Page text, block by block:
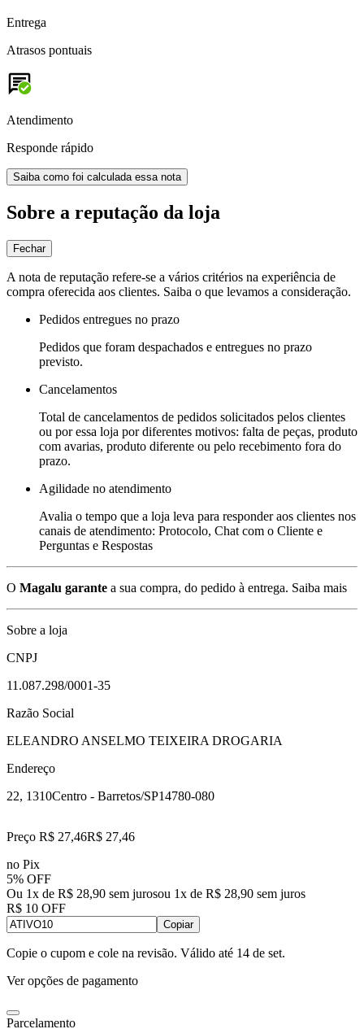
Entrega
Atrasos pontuais
Atendimento
Responde rápido
Saiba como foi calculada essa nota
Sobre a reputação da loja
Fechar
A nota de reputação refere-se a vários critérios na experiência de
compra oferecida aos clientes. Saiba o que levamos a consideração.
Pedidos entregues no prazo
Pedidos que foram despachados e entregues no prazo
previsto.
Cancelamentos
Total de cancelamentos de pedidos solicitados pelos clientes
ou por essa loja por diferentes motivos: falta de peças, produto
com avarias, produto diferente ou pelo recebimento fora do
prazo.
Agilidade no atendimento
Avalia o tempo que a loja leva para responder aos clientes nos
canais de atendimento: Protocolo, Chat com o Cliente e
Perguntas e Respostas
O Magalu garante a sua compra, do pedido à entrega. Saiba mais
Sobre a loja
CNPJ
11.087.298/0001-35
Razão Social
ELEANDRO ANSELMO TEIXEIRA DROGARIA
Endereço
22, 1310Centro - Barretos/SP14780-080
Preço R$ 27,46R$ 27,46
no Pix
5% OFF
Ou 1x de R$ 28,90 sem jurosou 1x de R$ 28,90 sem juros
R$ 10 OFF
Copiar
Copie o cupom e cole na revisão. Válido até 14 de set.
Ver opções de pagamento
Parcelamento